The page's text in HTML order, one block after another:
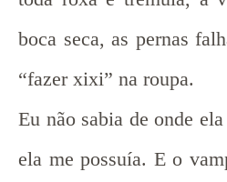
boca seca, as pernas
“fazer xixi” na roupa.
Eu não sabia de onde
ela me possuía. E o